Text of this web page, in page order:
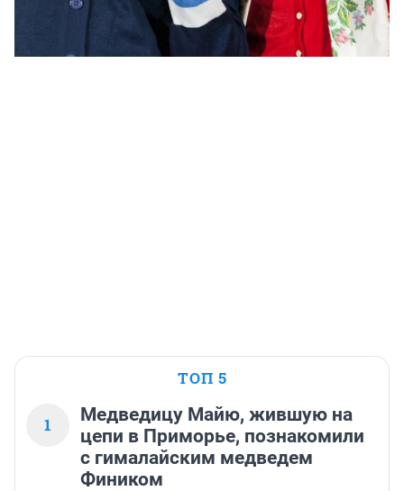
ТОП 5
1
Медведицу Майю, жившую на
цепи в Приморье, познакомили
с гималайским медведем
Фиником